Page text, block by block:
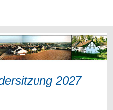
2027